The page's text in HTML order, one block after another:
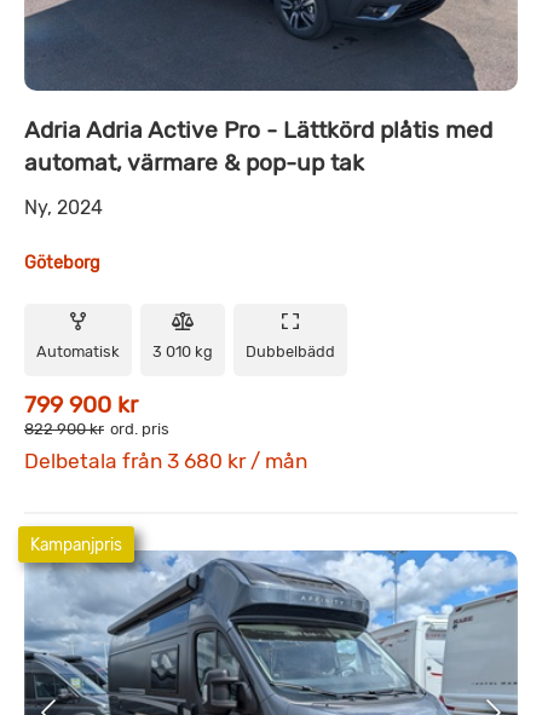
Adria Adria Active Pro - Lättkörd plåtis med
automat, värmare & pop-up tak
Ny, 2024
Göteborg
Automatisk 3 010 kg Dubbelbädd
799 900 kr
822 900 kr ord. pris
Delbetala från 3 680 kr / mån
Kampanjpris